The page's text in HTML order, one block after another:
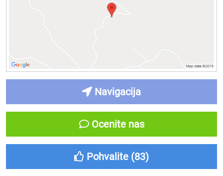
Navigacija
Ocenite nas
Pohvalite (83)